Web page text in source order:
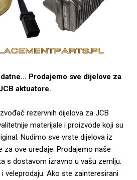
Prodajemo sve dijelove za
aktuatore.
rezervnih dijelova za JCB
materijale i proizvode koji su
Nudimo sve vrste dijelova iz
za ove uređaje. Prodajemo naše
s dostavom izravno u vašu zemlju.
veleprodaju. Ako ste zainteresirani